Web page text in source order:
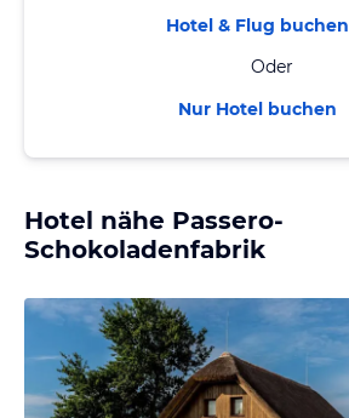
Hotel & Flug buchen
Oder
Nur Hotel buchen
Hotel nähe Passero-
Schokoladenfabrik